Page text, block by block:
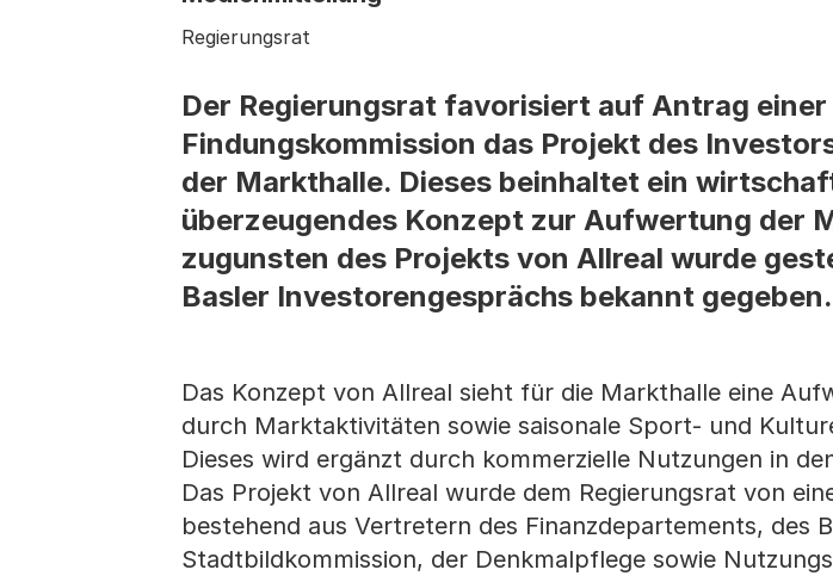
Regierungsrat
Der Regierungsrat favorisiert auf Antrag
Findungskommission das Projekt des
der Markthalle. Dieses beinhaltet ein
überzeugendes Konzept zur Aufwertung der
zugunsten des Projekts von Allreal wurde
Basler Investorengesprächs bekannt gegeben.
Das Konzept von Allreal sieht für die Markthalle eine
durch Marktaktivitäten sowie saisonale Sport- und
Dieses wird ergänzt durch kommerzielle Nutzungen in
Das Projekt von Allreal wurde dem Regierungsrat von
bestehend aus Vertretern des Finanzdepartements, des
Stadtbildkommission, der Denkmalpflege sowie